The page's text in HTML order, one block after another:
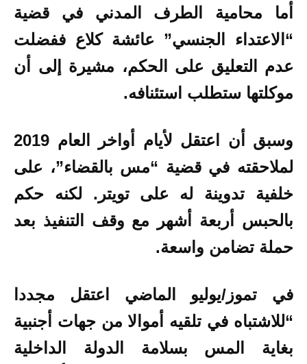
أما محامية الطرف المدني في قضية
“الاعتداء الجنسي” عائشة كلاع ففضلت
عدم التعليق على الحكم، مشيرة إلى أن
موكلتها ستطلب استئنافه.
وسبق أن اعتقل لأيام أواخر العام 2019
لملاحقته في قضية “مس بالقضاء”، على
خلفية تدوينة له على تويتر. لكنه حكم
بالحبس أربعة أشهر مع وقف التنفيذ بعد
حملة تضامن واسعة.
في تموز/يوليو الماضي اعتقل مجددا
“للاشتباه في تلقيه أموالا من جهات أجنبية
بغاية المس بسلامة الدولة الداخلية